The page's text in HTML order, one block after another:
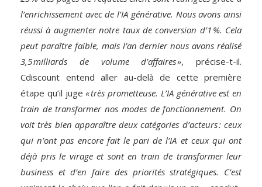
l’enrichissement avec de l’IA générative. Nous avons ainsi
réussi à augmenter notre taux de conversion d’1 %. Cela
peut paraître faible, mais l’an dernier nous avons réalisé
3,5 milliards de volume d’affaires », précise-t-il.
Cdiscount entend aller au-delà de cette première
étape qu’il juge« très prometteuse. L’IA générative est en
train de transformer nos modes de fonctionnement. On
voit très bien apparaître deux catégories d’acteurs : ceux
qui n’ont pas encore fait le pari de l’IA et ceux qui ont
déjà pris le virage et sont en train de transformer leur
business et d’en faire des priorités stratégiques. C’est